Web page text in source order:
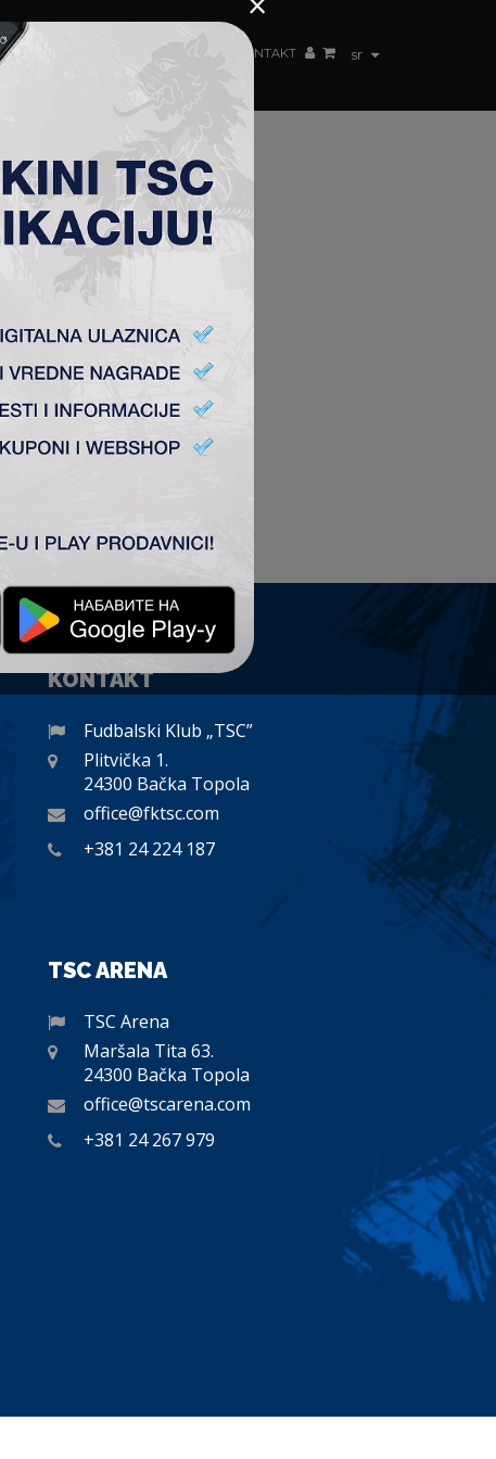
sr
ŽENSKI TIM KONTAKT
KONTAKT
Fudbalski Klub „TSC”
Plitvička 1.
24300 Bačka Topola
office@fktsc.com
+381 24 224 187
TSC ARENA
TSC Arena
Maršala Tita 63.
24300 Bačka Topola
office@tscarena.com
+381 24 267 979